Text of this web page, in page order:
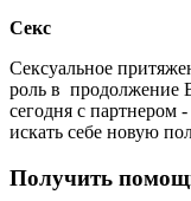
Секс
Сексуальное
роль в продолжение
сегодня с партнером
искать себе новую
Получить